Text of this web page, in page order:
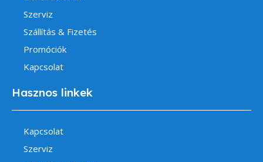
Szerviz
Szállítás & Fizetés
Promóciók
Kapcsolat
Hasznos linkek
Kapcsolat
Szerviz